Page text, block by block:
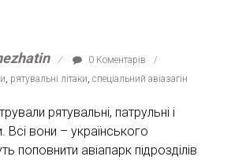
0 Коментарів
рятувальні літаки спеціальний авіазагін
рятувальні, патрульні і
Всі вони – українського
поповнити авіапарк підрозділів